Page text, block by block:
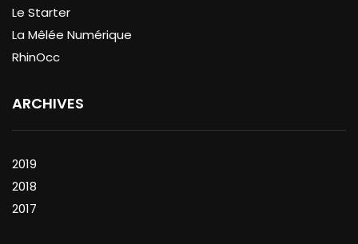
Le Starter
La Mêlée Numérique
RhinOcc
ARCHIVES
2019
2018
2017